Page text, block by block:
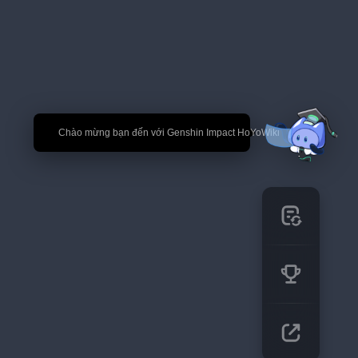
🎉 Chào mừng bạn đến với Genshin Impact HoYoWiki